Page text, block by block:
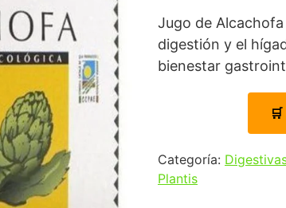
Jugo de Alcachofa
digestión y el
bienestar
Categoría:
Plantis